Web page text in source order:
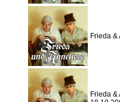
Frieda
Frieda